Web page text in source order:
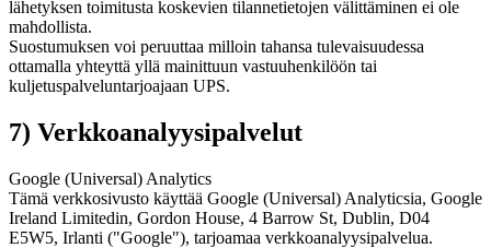
lähetyksen toimitusta koskevien tilannetietojen välittäminen ei ole
mahdollista.
Suostumuksen voi peruuttaa milloin tahansa tulevaisuudessa
ottamalla yhteyttä yllä mainittuun vastuuhenkilöön tai
kuljetuspalveluntarjoajaan UPS.
7) Verkkoanalyysipalvelut
Google (Universal) Analytics
Tämä verkkosivusto käyttää Google (Universal) Analyticsia, Google
Ireland Limitedin, Gordon House, 4 Barrow St, Dublin, D04
E5W5, Irlanti ("Google"), tarjoamaa verkkoanalyysipalvelua.